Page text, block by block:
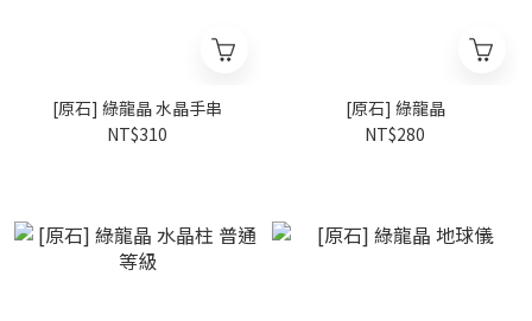
[原石] 綠龍晶 水晶手串
NT$310
[原石] 綠龍晶
NT$280